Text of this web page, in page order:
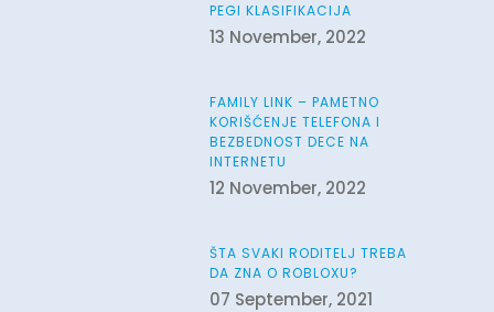
PEGI KLASIFIKACIJA
13 November, 2022
FAMILY LINK – PAMETNO
KORIŠĆENJE TELEFONA I
BEZBEDNOST DECE NA
INTERNETU
12 November, 2022
ŠTA SVAKI RODITELJ TREBA
DA ZNA O ROBLOXU?
07 September, 2021